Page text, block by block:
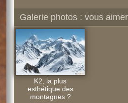
Galerie photos : vous
K2, la plus
esthétique des
montagnes ?